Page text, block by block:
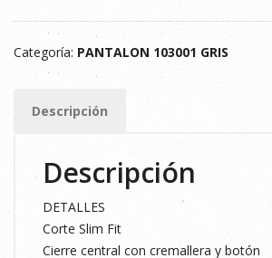
MULTIBOLSILLOS
T.46
cantidad
Categoría: PANTALON 103001 GRIS
Descripción
Descripción
DETALLES
Corte Slim Fit
Cierre central con cremallera y botón